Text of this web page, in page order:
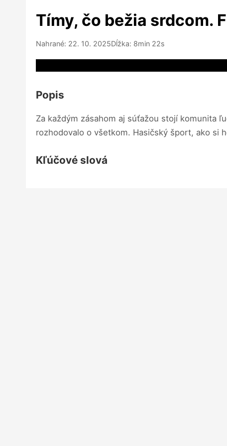
Tímy, čo bežia srdcom.
Nahrané: 22. 10. 2025Dĺžka: 8min 22s
Popis
Za každým zásahom aj súťažou stojí komunita
rozhodovalo o všetkom. Hasičský šport, ako si
Kľúčové slová